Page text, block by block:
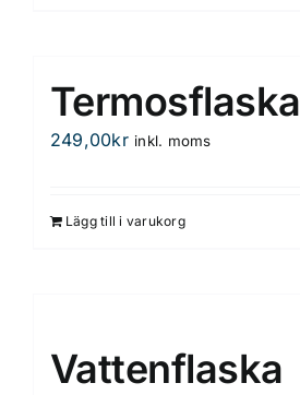
flera
varianter.
alternativen
Termosflaska
249,00kr inkl. moms
Lägg till i varukorg
Vattenflaska